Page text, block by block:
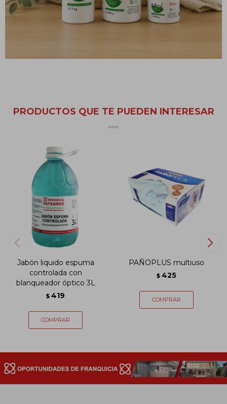
PRODUCTOS QUE TE PUEDEN INTERESAR
Jabón liquido espuma
controlada con
blanqueador óptico 3L
$ 419
PAÑOPLUS multiuso
$ 425